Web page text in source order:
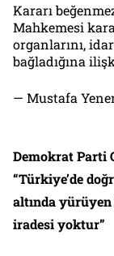
Kararı
Mahkemesi
organlarını,
bağladığına
— Mustafa
Demokrat Parti
“Türkiye’de
altında
iradesi yoktur”